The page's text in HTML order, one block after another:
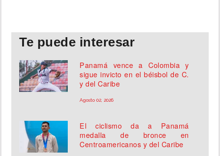
Te puede interesar
Panamá vence a Colombia y
sigue invicto en el béisbol de C.
y del Caribe
Agosto 02, 2026
El ciclismo da a Panamá
medalla de bronce en
Centroamericanos y del Caribe